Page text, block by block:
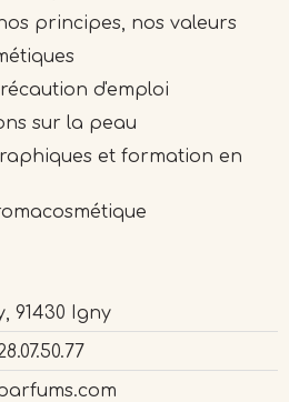
principes, nos valeurs
d'emploi
sur la peau
et formation en
91430 Igny